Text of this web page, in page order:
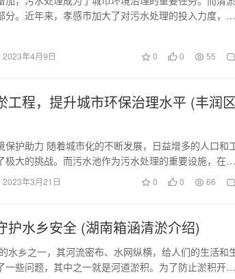
。近年来，孝感市加大了对污水处理的投入力度，积
2023年4月9日 0 0 55
工程，提升城市环保治理水平 (丰润区
护助力 随着城市化的不断发展，日益增多的人口和
极大的挑战。而污水池作为污水处理的重要设施，在长
2023年3月21日 0 0 66
护水乡安全 (湖南箱涵清淤介绍)
水乡之一，其河流密布、水网纵横，给人们的生活和
一些问题，其中之一就是河道淤积。为了防止淤积开展